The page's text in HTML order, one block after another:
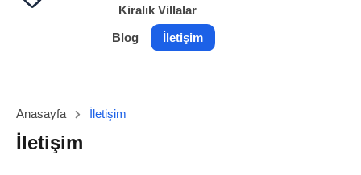
Kiralık Villalar
Blog
İletişim
Anasayfa İletişim
İletişim